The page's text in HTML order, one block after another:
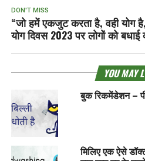
DON'T MISS
“जो हमें एकजुट करता है, वही योग
योग दिवस 2023 पर लोगों को बधाई
YOU MAY
बुक रिकमेंडेशन –
मिलिए एक ऐसे